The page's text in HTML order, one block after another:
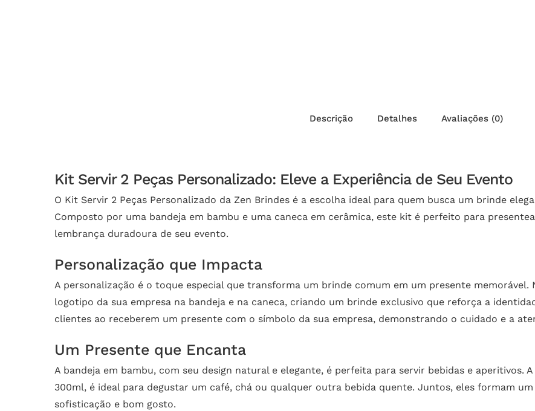
Descrição Detalhes Avaliações (0)
Kit Servir 2 Peças Personalizado: Eleve a Experiência de Seu Evento
O Kit Servir 2 Peças Personalizado da Zen Brindes é a escolha ideal para quem busca um brinde
Composto por uma bandeja em bambu e uma caneca em cerâmica, este kit é perfeito para
lembrança duradoura de seu evento.
Personalização que Impacta
A personalização é o toque especial que transforma um brinde comum em um presente memorável.
logotipo da sua empresa na bandeja e na caneca, criando um brinde exclusivo que reforça a
clientes ao receberem um presente com o símbolo da sua empresa, demonstrando o cuidado e a
Um Presente que Encanta
A bandeja em bambu, com seu design natural e elegante, é perfeita para servir bebidas e aperitivos.
300ml, é ideal para degustar um café, chá ou qualquer outra bebida quente. Juntos, eles formam
sofisticação e bom gosto.